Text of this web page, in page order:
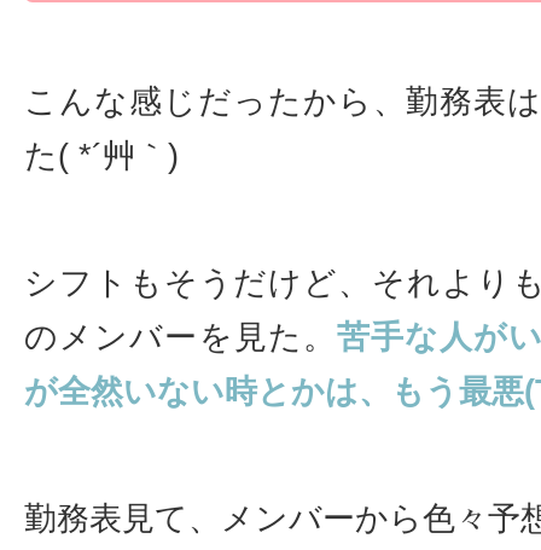
こんな感じだったから、勤務表
た( *´艸｀)
シフトもそうだけど、それより
のメンバーを見た。 苦手な人が
が全然いない時とかは、もう最悪
勤務表見て、メンバーから色々予